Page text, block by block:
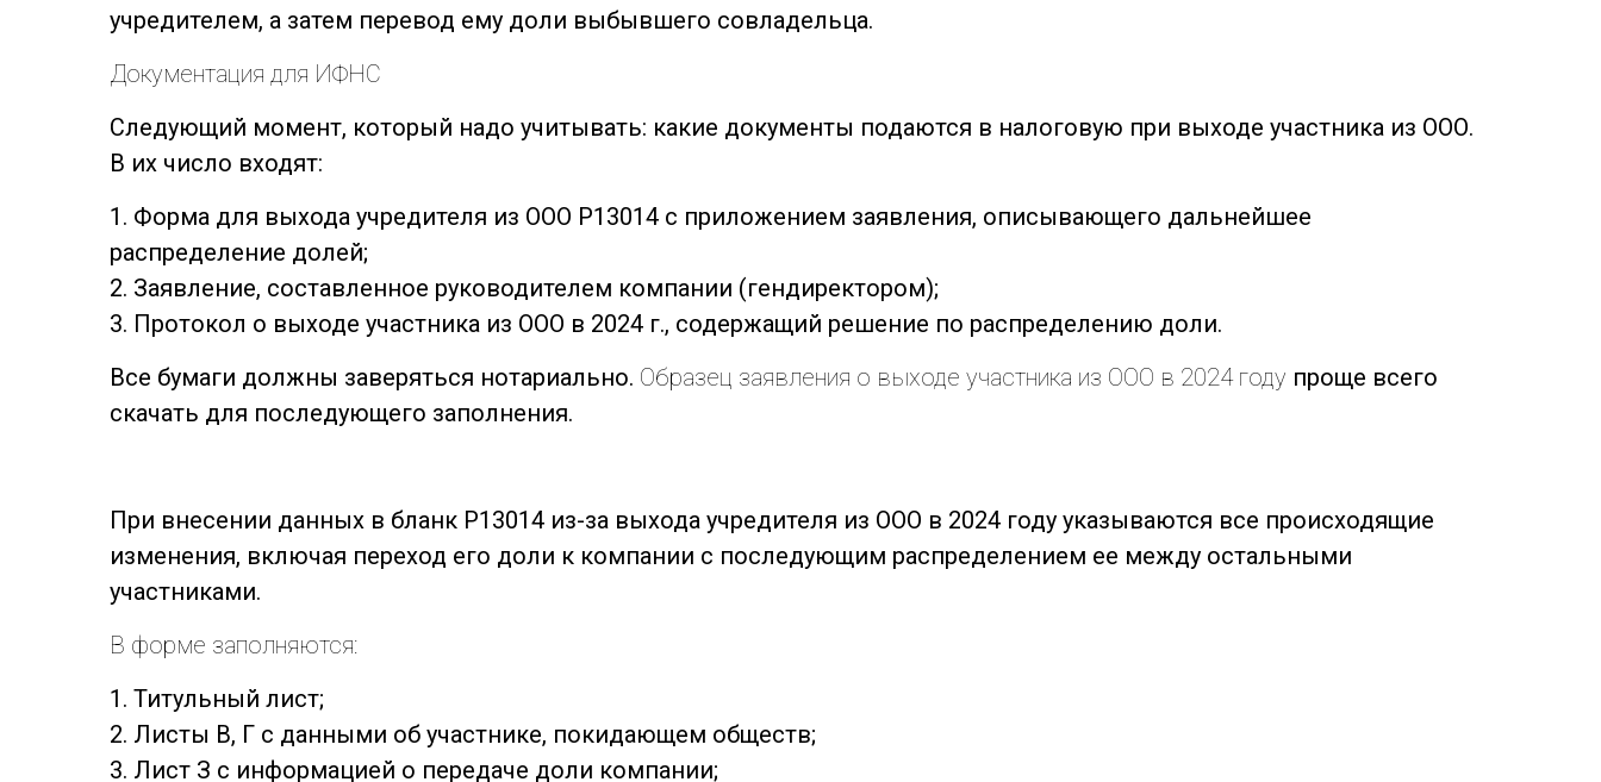
учредителем, а затем перевод ему доли выбывшего совладельца.
Документация для ИФНС
Следующий момент, который надо учитывать: какие документы подаются в налоговую при выходе участника из ООО.
В их число входят:
1. Форма для выхода учредителя из ООО Р13014 с приложением заявления, описывающего дальнейшее
распределение долей;
2. Заявление, составленное руководителем компании (гендиректором);
3. Протокол о выходе участника из ООО в 2024 г., содержащий решение по распределению доли.
Все бумаги должны заверяться нотариально. Образец заявления о выходе участника из ООО в 2024 году проще всего
скачать для последующего заполнения.
При внесении данных в бланк Р13014 из-за выхода учредителя из ООО в 2024 году указываются все происходящие
изменения, включая переход его доли к компании с последующим распределением ее между остальными
участниками.
В форме заполняются:
1. Титульный лист;
2. Листы В, Г с данными об участнике, покидающем обществ;
3. Лист З с информацией о передаче доли компании;